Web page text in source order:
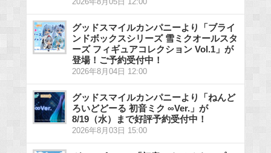
グッドスマイルカンパニーより「ブライ
ンドボックスシリーズ 雪ミクオールスタ
ーズ フィギュアコレクション Vol.1」が
登場！ご予約受付中！
2026年8月04日 12:00
グッドスマイルカンパニーより「ねんど
ろいどどーる 初音ミク ∞Ver.」が
8/19（水）まで好評予約受付中！
2026年8月03日 15:00